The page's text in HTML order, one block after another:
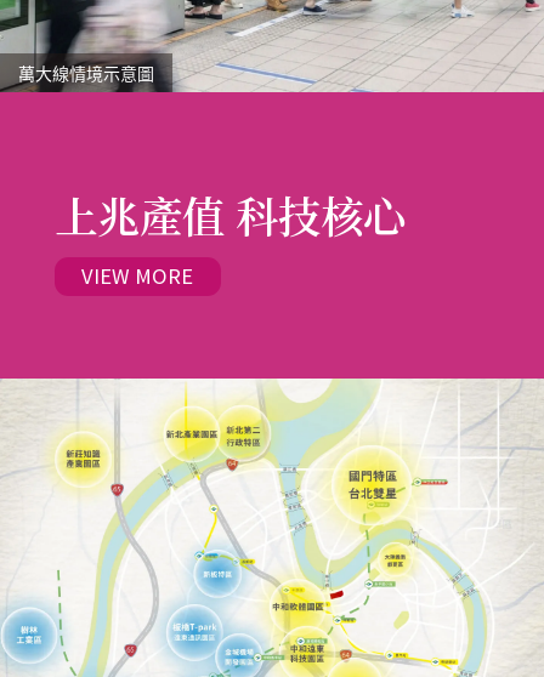
萬大線情境示意圖
上兆產值 科技核心
VIEW MORE